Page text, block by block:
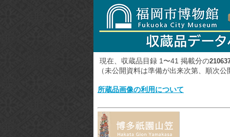
現在、収蔵品目録 1〜41 掲載分の
（未公開資料は準備が出来次第、順次
所蔵品画像の利用について